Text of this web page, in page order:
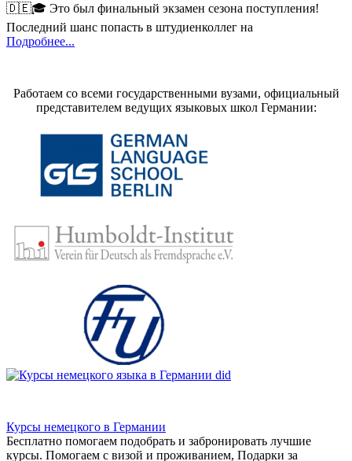
🇩🇪🎓 Это был финальный экзамен сезона поступления!
Последний шанс попасть в штудиенколлег на
Подробнее...
Работаем со всеми государственными вузами, официальный
представителем ведущих языковых школ Германии:
Курсы немецкого в Германии
Бесплатно помогаем подобрать и забронировать лучшие
курсы. Помогаем с визой и проживанием, Подарки за